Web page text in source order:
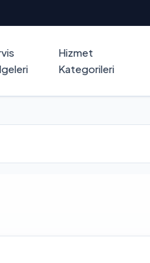
Hizmet
Kategorileri